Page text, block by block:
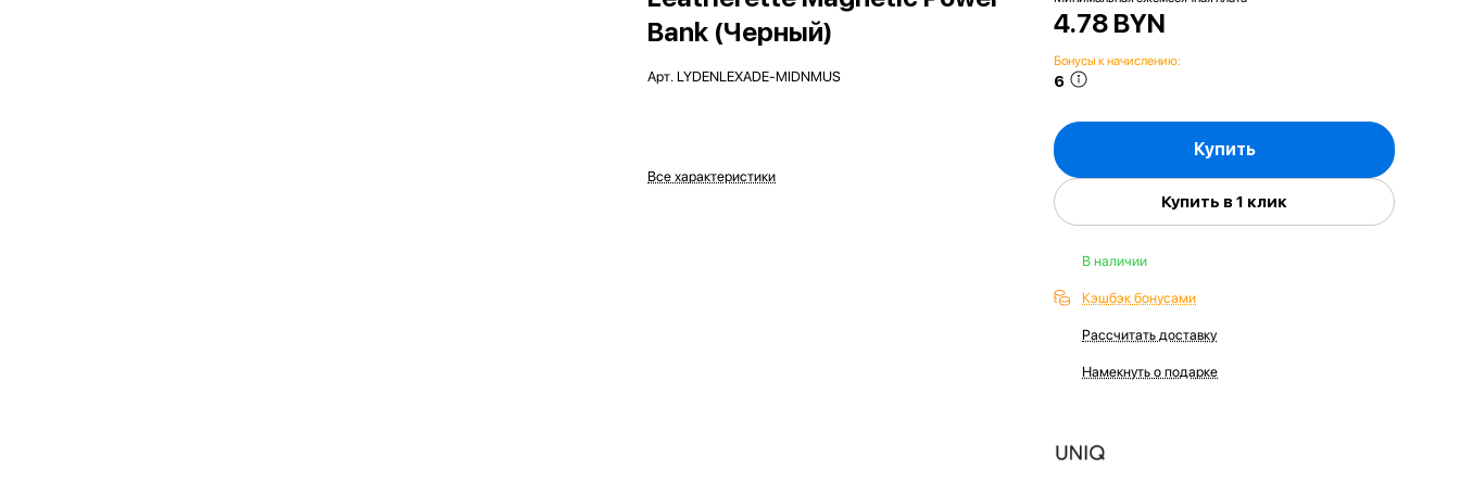
Bank (Черный)
Арт.LYDENLEXADE-MIDNMUS
Все характеристики
4.78 BYN
Бонусы к начислению:
6
Купить
Купить в 1 клик
В наличии
Кэшбэк бонусами
Рассчитать доставку
Намекнуть о подарке